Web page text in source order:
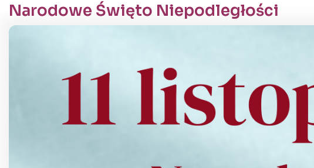
Narodowe Święto Niepodległości